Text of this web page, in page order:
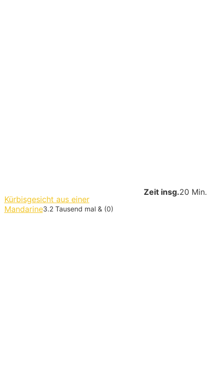
Zeit insg.20 Min.
Kürbisgesicht aus einer
Mandarine3.2 Tausend mal & (0)